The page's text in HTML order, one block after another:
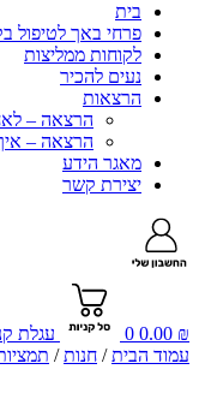
בית
פרחי באך לטיפול
לקוחות ממליצות
נעים להכיר
הרצאות
הרצאה –
הרצאה –
מאגר הידע
יצירת קשר
0.00 ₪
0
עגלת
עמוד הבית/ חנות/